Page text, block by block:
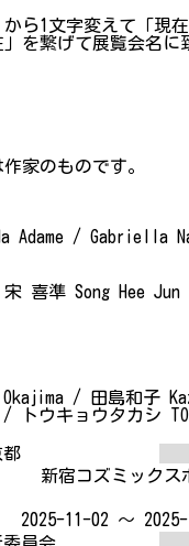
ら1文字変えて「
を繋げて展覧会名に
家のものです。
/ Gabriella
喜準 Song Hee Jun
/ 田島和子
ウキョウタカシ
新宿コズミック
2025-11-02 ～
員会